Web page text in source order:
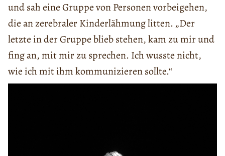
und sah eine Gruppe von Personen vorbeigehen,
die an zerebraler Kinderlähmung litten. „Der
letzte in der Gruppe blieb stehen, kam zu mir und
fing an, mit mir zu sprechen. Ich wusste nicht,
wie ich mit ihm kommunizieren sollte.“